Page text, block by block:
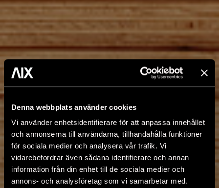
Denna webbplats använder cookies
Vi använder enhetsidentifierare för att anpassa innehållet
och annonserna till användarna, tillhandahålla funktioner
för sociala medier och analysera vår trafik. Vi
vidarebefordrar även sådana identifierare och annan
information från din enhet till de sociala medier och
annons- och analysföretag som vi samarbetar med.